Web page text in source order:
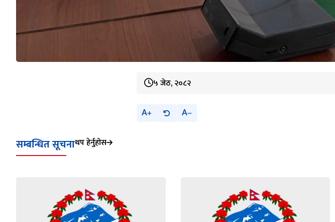
५ जेठ, २०८२
A A
सम्बन्धित सूचनाथप हेर्नुहोस